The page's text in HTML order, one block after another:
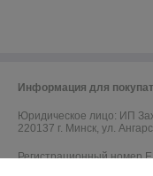
Информация для
Юридическое лицо: ИП
220137 г. Минск, ул.
Регистрационный номер